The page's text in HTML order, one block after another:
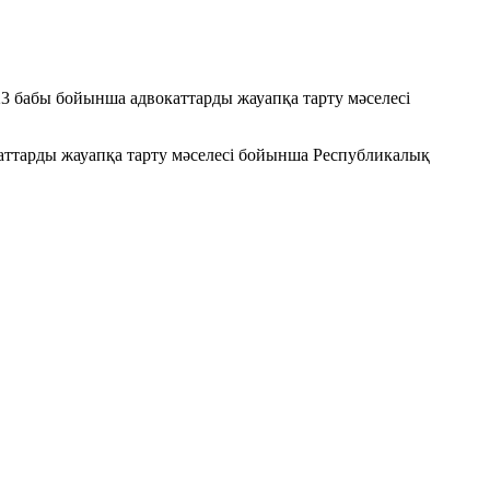
бабы бойынша адвокаттарды жауапқа тарту мәселесі
жауапқа тарту мәселесі бойынша Республикалық